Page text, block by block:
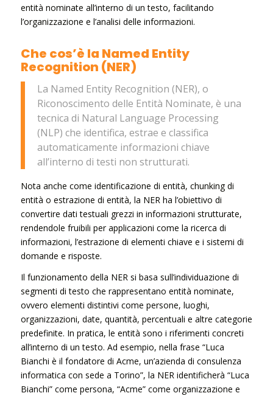
entità nominate all’interno di un testo, facilitando
l’organizzazione e l’analisi delle informazioni.
Che cos’è la Named Entity
Recognition (NER)
La Named Entity Recognition (NER), o
Riconoscimento delle Entità Nominate, è una
tecnica di Natural Language Processing
(NLP) che identifica, estrae e classifica
automaticamente informazioni chiave
all’interno di testi non strutturati.
Nota anche come identificazione di entità, chunking di
entità o estrazione di entità, la NER ha l’obiettivo di
convertire dati testuali grezzi in informazioni strutturate,
rendendole fruibili per applicazioni come la ricerca di
informazioni, l’estrazione di elementi chiave e i sistemi di
domande e risposte.
Il funzionamento della NER si basa sull’individuazione di
segmenti di testo che rappresentano entità nominate,
ovvero elementi distintivi come persone, luoghi,
organizzazioni, date, quantità, percentuali e altre categorie
predefinite. In pratica, le entità sono i riferimenti concreti
all’interno di un testo. Ad esempio, nella frase “Luca
Bianchi è il fondatore di Acme, un’azienda di consulenza
informatica con sede a Torino”, la NER identificherà “Luca
Bianchi” come persona, “Acme” come organizzazione e